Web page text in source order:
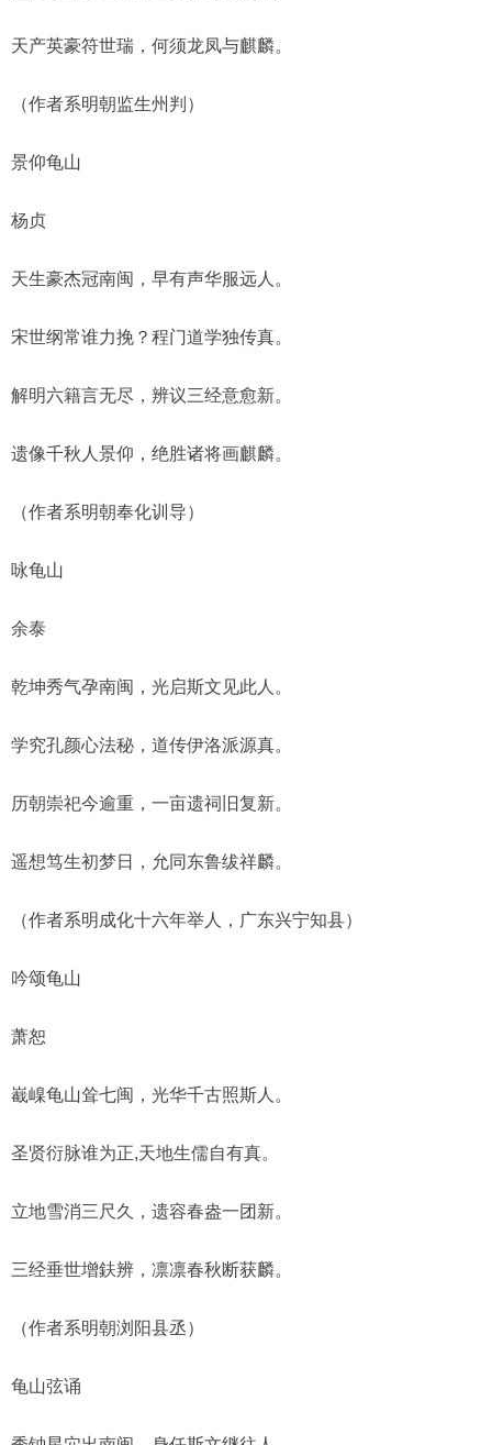
天产英豪符世瑞，何须龙凤与麒麟。
（作者系明朝监生州判）
景仰龟山
杨贞
天生豪杰冠南闽，早有声华服远人。
宋世纲常谁力挽？程门道学独传真。
解明六籍言无尽，辨议三经意愈新。
遗像千秋人景仰，绝胜诸将画麒麟。
（作者系明朝奉化训导）
咏龟山
余泰
乾坤秀气孕南闽，光启斯文见此人。
学究孔颜心法秘，道传伊洛派源真。
历朝崇祀今逾重，一亩遗祠旧复新。
遥想笃生初梦日，允同东鲁绂祥麟。
（作者系明成化十六年举人，广东兴宁知县）
吟颂龟山
萧恕
嶻嵲龟山耸七闽，光华千古照斯人。
圣贤衍脉谁为正,天地生儒自有真。
立地雪消三尺久，遗容春盎一团新。
三经垂世增鈇辨，凛凛春秋断获麟。
（作者系明朝浏阳县丞）
龟山弦诵